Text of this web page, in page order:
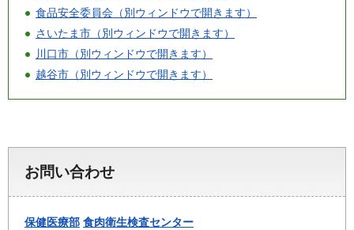
食品安全委員会（別ウィンドウで開きます）
さいたま市（別ウィンドウで開きます）
川口市（別ウィンドウで開きます）
越谷市（別ウィンドウで開きます）
お問い合わせ
保健医療部 食肉衛生検査センター